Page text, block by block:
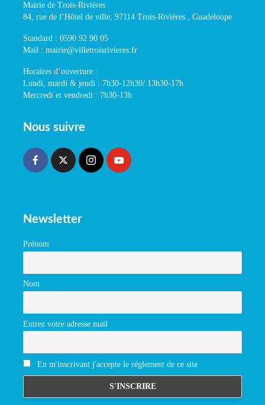
Mairie de Trois-Rivières
84, rue de l’Hôtel de ville, 97114 Trois-Rivières , Guadeloupe
Standard : 0590 92 90 05
Mail : mairie@villetroisrivieres.fr
Horaires d’ouverture :
Lundi, mardi & jeudi : 7h30-12h30/ 13h30-17h
Mercredi et vendredi : 7h30-13h
Nous suivre
Newsletter
Prénom
Nom
Entrez votre adresse mail
En m'inscrivant j'accepte le réglement de ce site